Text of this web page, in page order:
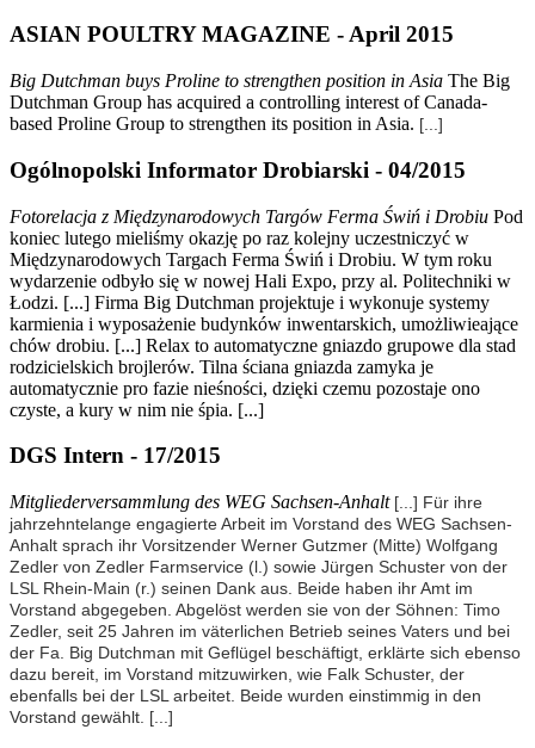
ASIAN POULTRY MAGAZINE - April 2015
Big Dutchman buys Proline to strengthen position in Asia The Big
Dutchman Group has acquired a controlling interest of Canada-
based Proline Group to strengthen its position in Asia. [...]
Ogólnopolski Informator Drobiarski - 04/2015
Fotorelacja z Międzynarodowych Targów Ferma Świń i Drobiu Pod
koniec lutego mieliśmy okazję po raz kolejny uczestniczyć w
Międzynarodowych Targach Ferma Świń i Drobiu. W tym roku
wydarzenie odbyło się w nowej Hali Expo, przy al. Politechniki w
Łodzi. [...] Firma Big Dutchman projektuje i wykonuje systemy
karmienia i wyposażenie budynków inwentarskich, umożliwieające
chów drobiu. [...] Relax to automatyczne gniazdo grupowe dla stad
rodzicielskich brojlerów. Tilna ściana gniazda zamyka je
automatycznie pro fazie nieśności, dzięki czemu pozostaje ono
czyste, a kury w nim nie śpia. [...]
DGS Intern - 17/2015
Mitgliederversammlung des WEG Sachsen-Anhalt [...] Für ihre
jahrzehntelange engagierte Arbeit im Vorstand des WEG Sachsen-
Anhalt sprach ihr Vorsitzender Werner Gutzmer (Mitte) Wolfgang
Zedler von Zedler Farmservice (l.) sowie Jürgen Schuster von der
LSL Rhein-Main (r.) seinen Dank aus. Beide haben ihr Amt im
Vorstand abgegeben. Abgelöst werden sie von der Söhnen: Timo
Zedler, seit 25 Jahren im väterlichen Betrieb seines Vaters und bei
der Fa. Big Dutchman mit Geflügel beschäftigt, erklärte sich ebenso
dazu bereit, im Vorstand mitzuwirken, wie Falk Schuster, der
ebenfalls bei der LSL arbeitet. Beide wurden einstimmig in den
Vorstand gewählt. [...]